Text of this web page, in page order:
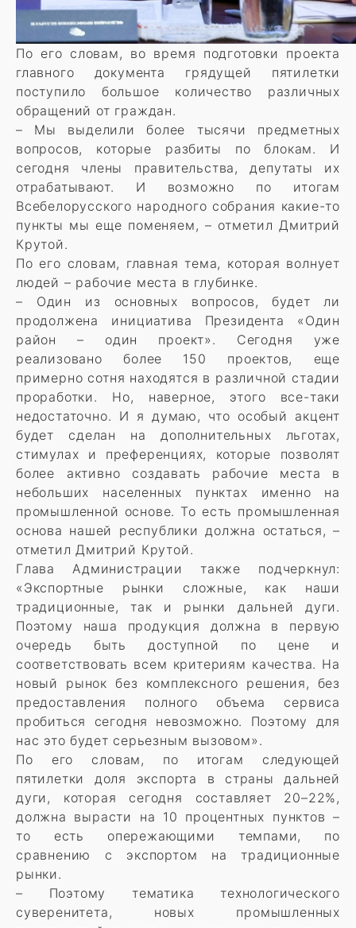
По его словам, во время подготовки проекта
главного документа грядущей пятилетки
поступило большое количество различных
обращений от граждан.
– Мы выделили более тысячи предметных
вопросов, которые разбиты по блокам. И
сегодня члены правительства, депутаты их
отрабатывают. И возможно по итогам
Всебелорусского народного собрания какие-то
пункты мы еще поменяем, – отметил Дмитрий
Крутой.
По его словам, главная тема, которая волнует
людей – рабочие места в глубинке.
– Один из основных вопросов, будет ли
продолжена инициатива Президента «Один
район – один проект». Сегодня уже
реализовано более 150 проектов, еще
примерно сотня находятся в различной стадии
проработки. Но, наверное, этого все-таки
недостаточно. И я думаю, что особый акцент
будет сделан на дополнительных льготах,
стимулах и преференциях, которые позволят
более активно создавать рабочие места в
небольших населенных пунктах именно на
промышленной основе. То есть промышленная
основа нашей республики должна остаться, –
отметил Дмитрий Крутой.
Глава Администрации также подчеркнул:
«Экспортные рынки сложные, как наши
традиционные, так и рынки дальней дуги.
Поэтому наша продукция должна в первую
очередь быть доступной по цене и
соответствовать всем критериям качества. На
новый рынок без комплексного решения, без
предоставления полного объема сервиса
пробиться сегодня невозможно. Поэтому для
нас это будет серьезным вызовом».
По его словам, по итогам следующей
пятилетки доля экспорта в страны дальней
дуги, которая сегодня составляет 20–22%,
должна вырасти на 10 процентных пунктов –
то есть опережающими темпами, по
сравнению с экспортом на традиционные
рынки.
– Поэтому тематика технологического
суверенитета, новых промышленных